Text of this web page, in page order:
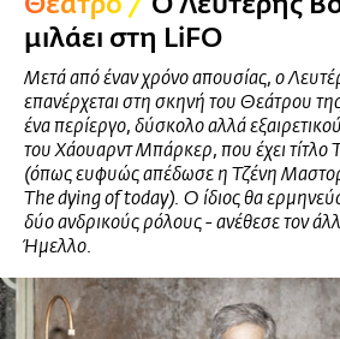
περιεχόμενο
μιλάει στη LiFO
Mετά από έναν χρόνο απουσίας, ο
επανέρχεται στη σκηνή του Θεάτρου
ένα περίεργο, δύσκολο αλλά
του Χάουαρντ Μπάρκερ, που έχει τίτλο
(όπως ευφυώς απέδωσε η Τζένη
The dying of today). Ο ίδιος θα
δύο ανδρικούς ρόλους - ανέθεσε τον
Ήμελλο.